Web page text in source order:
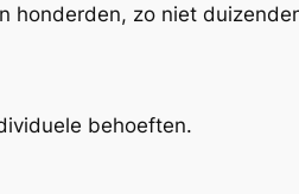
honderden, zo niet
behoeften.